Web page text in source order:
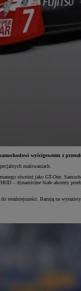
wyścigowemu z
malowaniach.
również jako GT-One.
– dynamiczne białe akcenty
teraźniejszości. Bazują na